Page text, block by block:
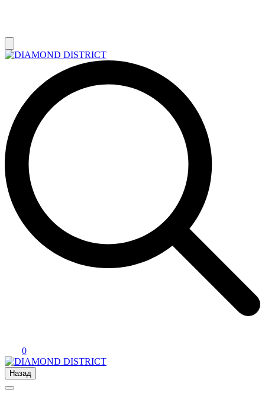
0
Назад